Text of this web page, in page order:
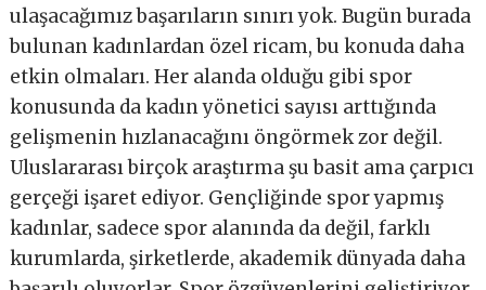
ulaşacağımız başarıların sınırı yok. Bugün burada
bulunan kadınlardan özel ricam, bu konuda daha
etkin olmaları. Her alanda olduğu gibi spor
konusunda da kadın yönetici sayısı arttığında
gelişmenin hızlanacağını öngörmek zor değil.
Uluslararası birçok araştırma şu basit ama çarpıcı
gerçeği işaret ediyor. Gençliğinde spor yapmış
kadınlar, sadece spor alanında da değil, farklı
kurumlarda, şirketlerde, akademik dünyada daha